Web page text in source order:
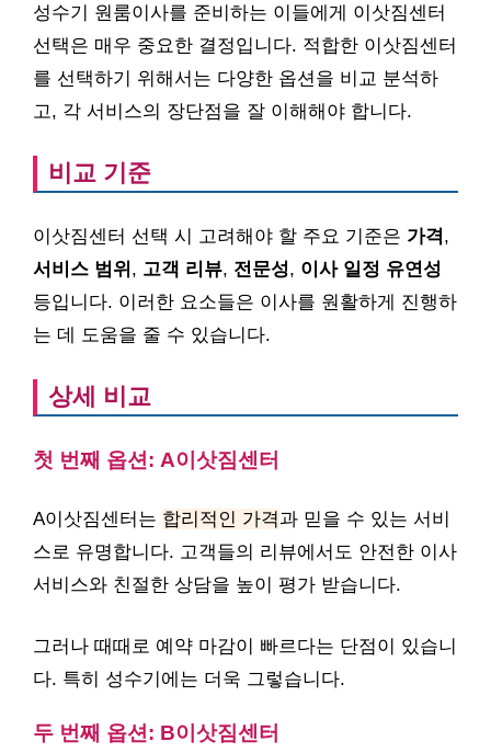
성수기 원룸이사를 준비하는 이들에게 이삿짐센터
선택은 매우 중요한 결정입니다. 적합한 이삿짐센터
를 선택하기 위해서는 다양한 옵션을 비교 분석하
고, 각 서비스의 장단점을 잘 이해해야 합니다.
비교 기준
이삿짐센터 선택 시 고려해야 할 주요 기준은 가격,
서비스 범위 , 고객 리뷰, 전문성, 이사 일정 유연성
등입니다. 이러한 요소들은 이사를 원활하게 진행하
는 데 도움을 줄 수 있습니다.
상세 비교
첫 번째 옵션: A이삿짐센터
A이삿짐센터는 합리적인 가격과 믿을 수 있는 서비
스로 유명합니다. 고객들의 리뷰에서도 안전한 이사
서비스와 친절한 상담을 높이 평가 받습니다.
그러나 때때로 예약 마감이 빠르다는 단점이 있습니
다. 특히 성수기에는 더욱 그렇습니다.
두 번째 옵션: B이삿짐센터